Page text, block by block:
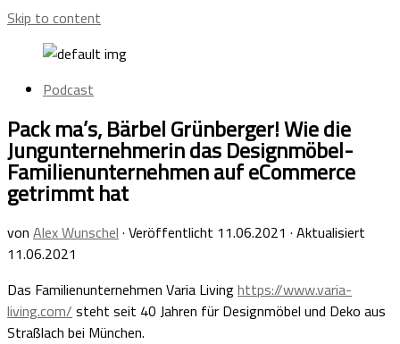
Skip to content
Podcast
Pack ma’s, Bärbel Grünberger! Wie die
Jungunternehmerin das Designmöbel-
Familienunternehmen auf eCommerce
getrimmt hat
von Alex Wunschel · Veröffentlicht 11.06.2021 · Aktualisiert
11.06.2021
Das Familienunternehmen Varia Livinghttps://www.varia-
living.com/ steht seit 40 Jahren für Designmöbel und Deko aus
Straßlach bei München.